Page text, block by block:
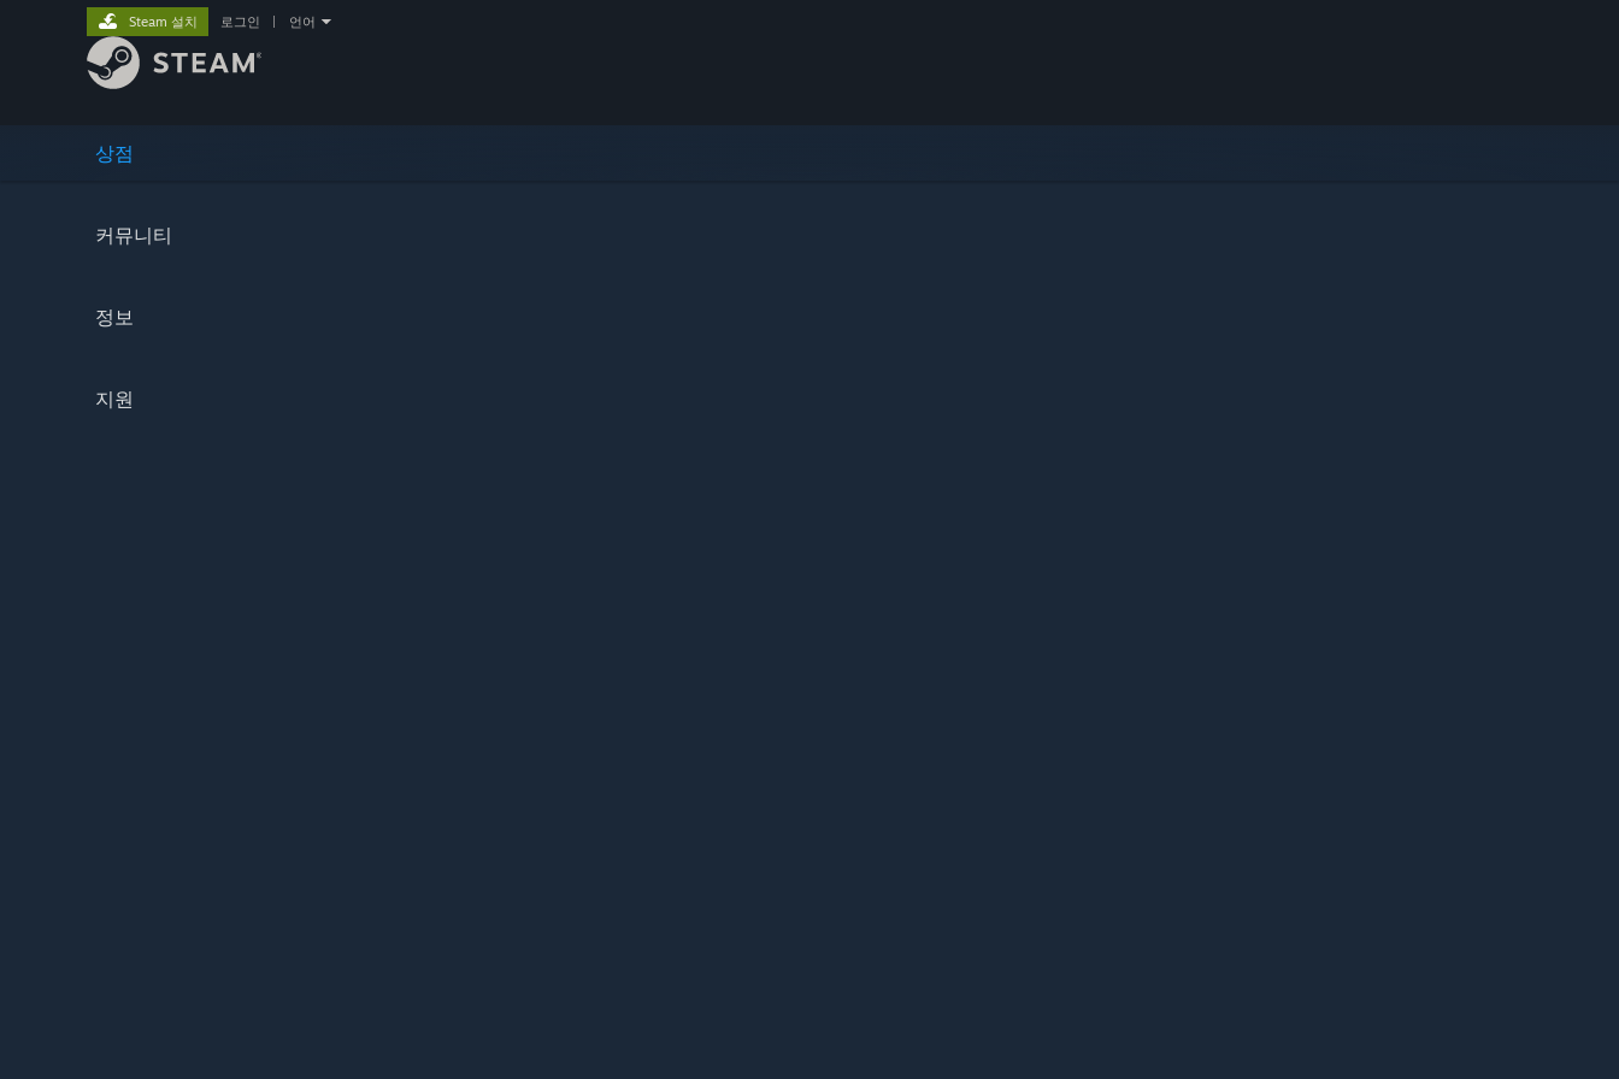
상점
커뮤니티
정보
지원
Steam 설치 로그인 언어